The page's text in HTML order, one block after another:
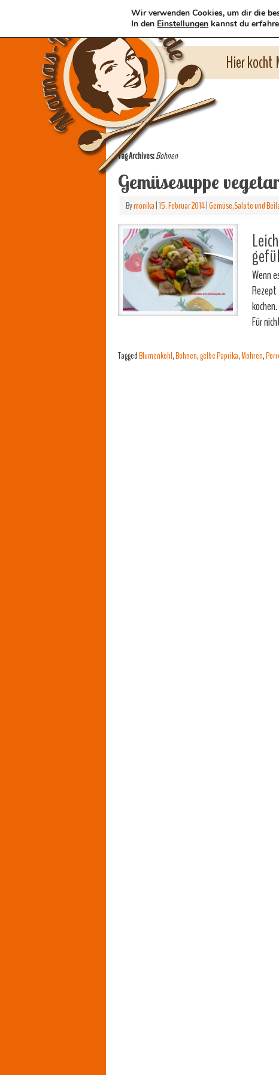
Hier kocht
Tag Archives:Bohnen
Gemüsesuppe
Bymonika|15. Februar 2014|Gemüse,Salate und
Wenn
Für
TaggedBlumenkohl,Bohnen,gelbe Paprika,Möhren,
Wir verwenden Cookies, um dir die
In den Einstellungen kannst du